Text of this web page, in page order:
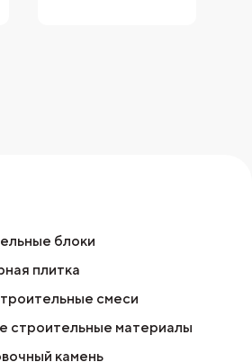
блоки
плитка
смеси
строительные материалы
камень